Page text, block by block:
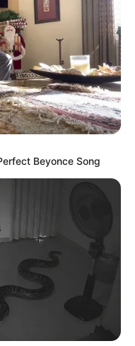
Sebastián
sufrió intento de
en Girardot: "Pensé
era un seguidor"
CELEBRITY
es Mariana Mozo, la
samaria que se le
2026
DÍAZ
Muñoz y Lucho
son compadres: así
el bautizo de Fernando
Beyonce Song